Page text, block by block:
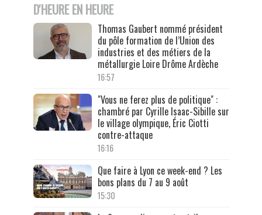
D'HEURE EN HEURE
Thomas Gaubert nommé président
du pôle formation de l’Union des
industries et des métiers de la
métallurgie Loire Drôme Ardèche
16:57
"Vous ne ferez plus de politique" :
chambré par Cyrille Isaac-Sibille sur
le village olympique, Éric Ciotti
contre-attaque
16:16
Que faire à Lyon ce week-end ? Les
bons plans du 7 au 9 août
15:30